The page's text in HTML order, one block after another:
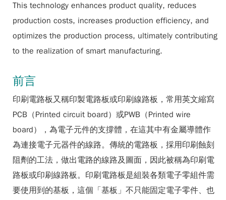
This technology enhances product quality, reduces
production costs, increases production efficiency, and
optimizes the production process, ultimately contributing
to the realization of smart manufacturing.
前言
印刷電路板又稱印製電路板或印刷線路板，常用英文縮寫
PCB（Printed circuit board）或PWB（Printed wire
board），為電子元件的支撐體，在這其中有金屬導體作
為連接電子元器件的線路。傳統的電路板，採用印刷蝕刻
阻劑的工法，做出電路的線路及圖面，因此被稱為印刷電
路板或印刷線路板。印刷電路板是組裝各類電子零組件需
要使用到的基板，這個「基板」不只能固定電子零件、也